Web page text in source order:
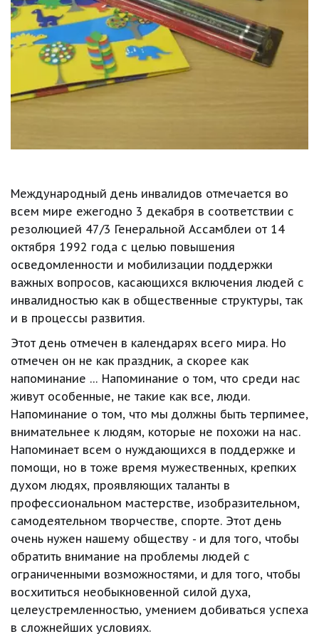
Международный день инвалидов отмечается во
всем мире ежегодно 3 декабря в соответствии с
резолюцией 47/3 Генеральной Ассамблеи от 14
октября 1992 года с целью повышения
осведомленности и мобилизации поддержки
важных вопросов, касающихся включения людей с
инвалидностью как в общественные структуры, так
и в процессы развития.
Этот день отмечен в календарях всего мира. Но
отмечен он не как праздник, а скорее как
напоминание … Напоминание о том, что среди нас
живут особенные, не такие как все, люди.
Напоминание о том, что мы должны быть терпимее,
внимательнее к людям, которые не похожи на нас.
Напоминает всем о нуждающихся в поддержке и
помощи, но в тоже время мужественных, крепких
духом людях, проявляющих таланты в
профессиональном мастерстве, изобразительном,
самодеятельном творчестве, спорте. Этот день
очень нужен нашему обществу - и для того, чтобы
обратить внимание на проблемы людей с
ограниченными возможностями, и для того, чтобы
восхититься необыкновенной силой духа,
целеустремленностью, умением добиваться успеха
в сложнейших условиях.